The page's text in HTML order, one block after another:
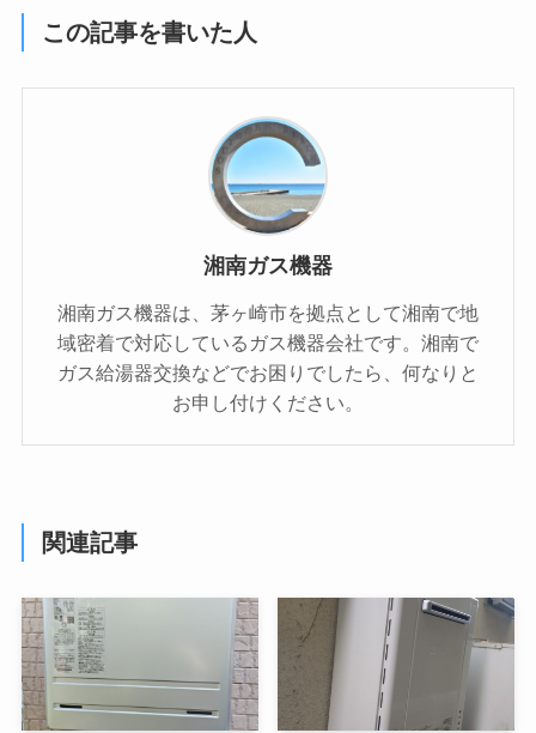
この記事を書いた人
湘南ガス機器
湘南ガス機器は、茅ヶ崎市を拠点として湘南で地
域密着で対応しているガス機器会社です。湘南で
ガス給湯器交換などでお困りでしたら、何なりと
お申し付けください。
関連記事